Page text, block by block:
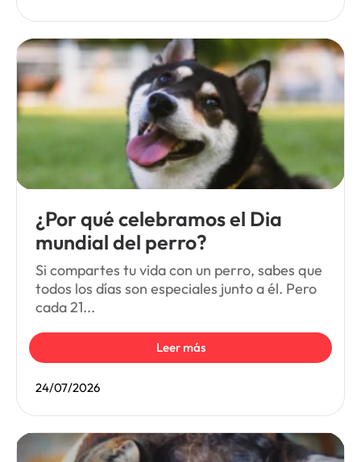
¿Por qué celebramos el Dia
mundial del perro?
Si compartes tu vida con un perro, sabes que
todos los días son especiales junto a él. Pero
cada 21...
Leer más
24/07/2026